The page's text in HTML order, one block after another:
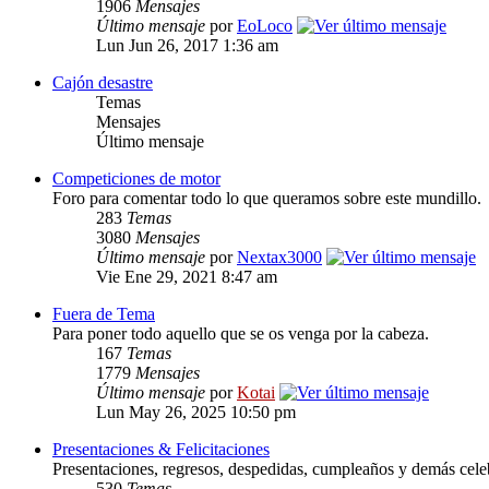
1906 Mensajes
Último mensaje porEoLoco
Lun Jun 26, 2017 1:36 am
Cajón desastre
Temas
Mensajes
Último mensaje
Competiciones de motor
Foro para comentar todo lo que queramos sobre este mundillo.
283 Temas
3080 Mensajes
Último mensaje porNextax3000
Vie Ene 29, 2021 8:47 am
Fuera de Tema
Para poner todo aquello que se os venga por la cabeza.
167 Temas
1779 Mensajes
Último mensaje porKotai
Lun May 26, 2025 10:50 pm
Presentaciones & Felicitaciones
Presentaciones, regresos, despedidas, cumpleaños y demás